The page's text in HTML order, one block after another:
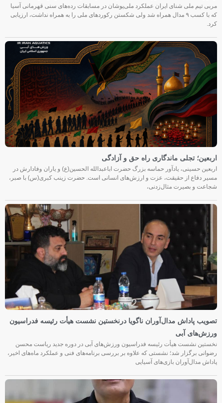
مربی تیم ملی شنای ایران عملکرد ملی‌پوشان در مسابقات رده‌های سنی قهرمانی آسیا
که با کسب ۹ مدال همراه شد ولی شکستن رکوردهای ملی را به همراه نداشت، ارزیابی
کرد.
اربعین؛ تجلی ماندگاری راه حق و آزادگی
اربعین حسینی، یادآور حماسه بزرگ حضرت اباعبدالله الحسین(ع) و یاران وفادارش در
مسیر دفاع از حقیقت، عزت و ارزش‌های انسانی است. حضرت زینب کبری(س) با صبر،
شجاعت و بصیرت مثال‌زدنی،
تصویب پاداش مدال‌آوران ناگویا درنخستین نشست هیأت رئیسه فدراسیون
ورزش‌های آبی
نخستین نشست هیأت رئیسه فدراسیون ورزش‌های آبی در دوره جدید ریاست محسن
رضوانی برگزار شد؛ نشستی که علاوه بر بررسی برنامه‌های فنی و عملکرد ماه‌های اخیر،
پاداش مدال‌آوران بازی‌های آسیایی